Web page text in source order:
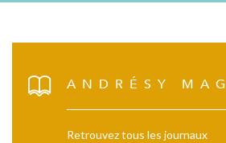
ANDRÉSY MAG
Retrouvez tous les journaux